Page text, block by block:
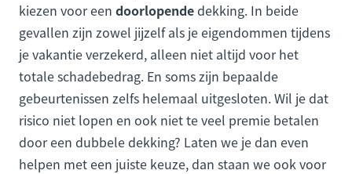
kiezen voor een doorlopendedekking. In beide
gevallen zijn zowel jijzelf als je eigendommen tijdens
je vakantie verzekerd, alleen niet altijd voor het
totale schadebedrag. En soms zijn bepaalde
gebeurtenissen zelfs helemaal uitgesloten. Wil je dat
risico niet lopen en ook niet te veel premie betalen
door een dubbele dekking? Laten we je dan even
helpen met een juiste keuze, dan staan we ook voor